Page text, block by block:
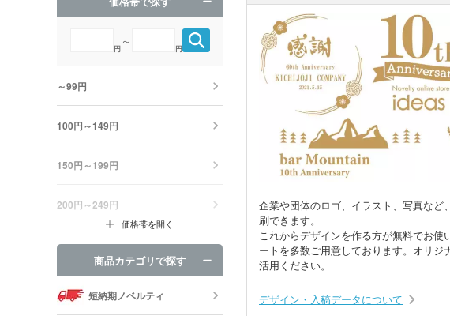
企業や団体のロゴ、イラスト、写真など
刷できます。
これからデザインを作る方が無料でお使
ートを多数ご用意しております。オリジ
活用ください。
デザイン・入稿データについて
円
～
円
～99円
100円～149円
150円～199円
200円～249円
価格帯を開く
商品カテゴリで探す
短納期ノベルティ